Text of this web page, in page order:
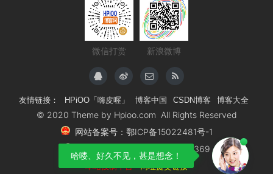
微信打赏 新浪微博
友情链接： HPiOO「嗨皮喔」 博客中国 CSDN博客 博客大全
© 2020 Theme by Hpioo.com All Rights Reserved
网站备案号：鄂ICP备15022481号-1
鄂公安备案号：42011602000369
本站投稿平台 网址提交链接
哈喽、好久不见，甚是想念！